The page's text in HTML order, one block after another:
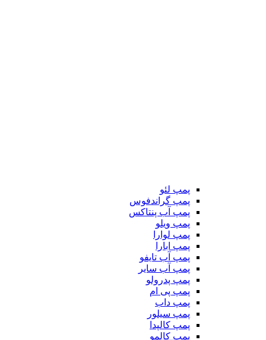
پمپ لئو
پمپ گراندفوس
پمپ آب پنتاکس
پمپ ویلو
پمپ لوارا
پمپ ابارا
پمپ آب تایفو
پمپ آب سایر
پمپ پدرولو
پمپ پی ام
پمپ داب
پمپ سیلور
پمپ کالپدا
پمپ کالمو